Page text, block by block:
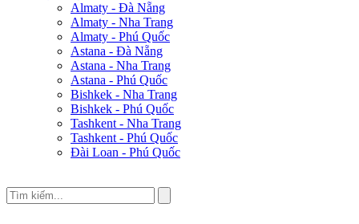
Almaty - Đà Nẵng
Almaty - Nha Trang
Almaty - Phú Quốc
Astana - Đà Nẵng
Astana - Nha Trang
Astana - Phú Quốc
Bishkek - Nha Trang
Bishkek - Phú Quốc
Tashkent - Nha Trang
Tashkent - Phú Quốc
Đài Loan - Phú Quốc